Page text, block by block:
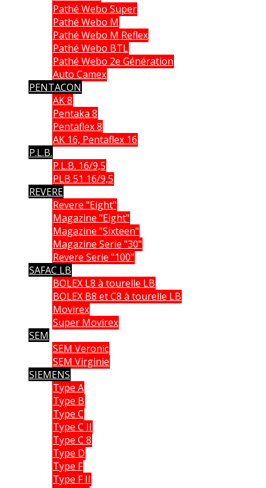
Pathé Webo Super
Pathé Webo M
Pathé Webo M Reflex
Pathé Webo BTL
Pathé Webo 2e Génération
Auto Camex
PENTACON
AK 8
Pentaka 8
Pentaflex 8
AK 16, Pentaflex 16
P.L.B.
P.L.B. 16/9,5
PLB 51 16/9,5
REVERE
Revere "Eight"
Magazine "Eight"
Magazine "Sixteen"
Magazine Serie "30"
Revere Serie "100"
SAFAC LB
BOLEX L8 à tourelle LB
BOLEX B8 et C8 à tourelle LB
Movirex
Super Movirex
SEM
SEM Veronic
SEM Virginie
SIEMENS
Type A
Type B
Type C
Type C II
Type C 8
Type D
Type F
Type F II